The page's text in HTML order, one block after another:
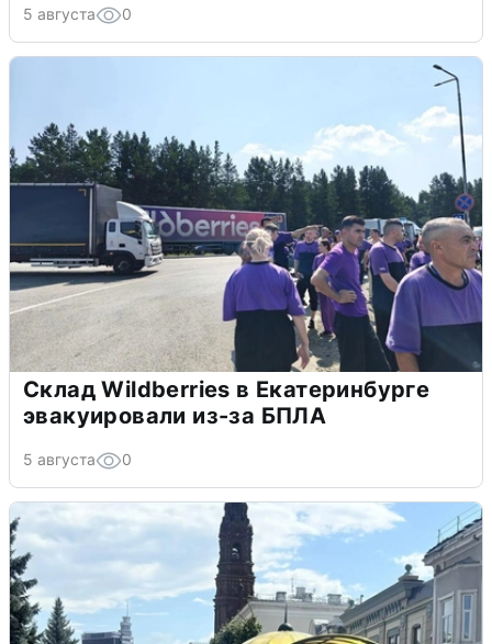
5 августа 0
Склад Wildberries в Екатеринбурге
эвакуировали из-за БПЛА
5 августа 0